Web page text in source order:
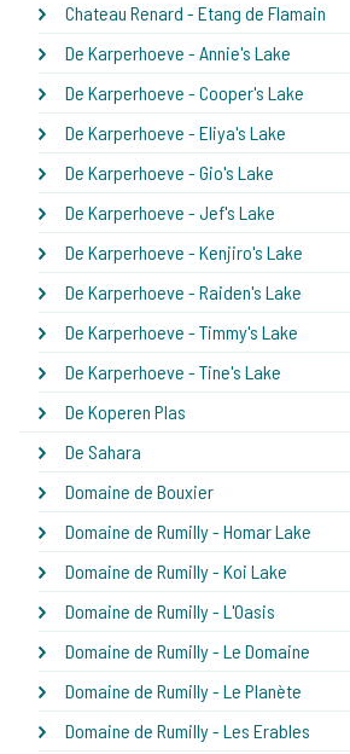
Chateau Renard - Etang de Flamain
De Karperhoeve - Annie's Lake
De Karperhoeve - Cooper's Lake
De Karperhoeve - Eliya's Lake
De Karperhoeve - Gio's Lake
De Karperhoeve - Jef's Lake
De Karperhoeve - Kenjiro's Lake
De Karperhoeve - Raiden's Lake
De Karperhoeve - Timmy's Lake
De Karperhoeve - Tine's Lake
De Koperen Plas
De Sahara
Domaine de Bouxier
Domaine de Rumilly - Homar Lake
Domaine de Rumilly - Koi Lake
Domaine de Rumilly - L'Oasis
Domaine de Rumilly - Le Domaine
Domaine de Rumilly - Le Planète
Domaine de Rumilly - Les Erables